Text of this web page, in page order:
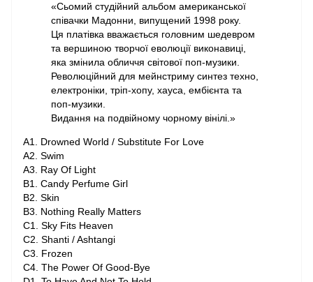
«Сьомий студійний альбом американської
співачки Мадонни, випущений 1998 року.
Ця платівка вважається головним шедевром
та вершиною творчої еволюції виконавиці,
яка змінила обличчя світової поп-музики.
Революційний для мейнстриму синтез техно,
електроніки, тріп-хопу, хауса, ембієнта та
поп-музики.
Видання на подвійному чорному вінілі.»
A1. Drowned World / Substitute For Love
A2. Swim
A3. Ray Of Light
B1. Candy Perfume Girl
B2. Skin
B3. Nothing Really Matters
C1. Sky Fits Heaven
C2. Shanti / Ashtangi
C3. Frozen
C4. The Power Of Good-Bye